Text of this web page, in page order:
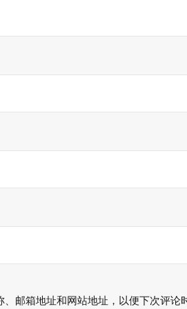
邮箱地址和网站地址，以便下次评论